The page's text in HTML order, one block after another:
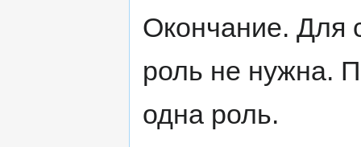
Окончание. Для
роль не нужна.
одна роль.